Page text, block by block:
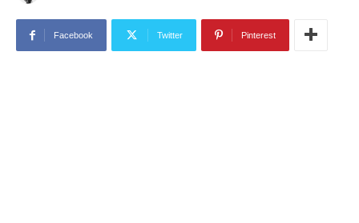
Facebook Twitter Pinterest